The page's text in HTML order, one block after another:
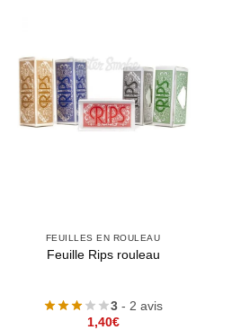
FEUILLES EN ROULEAU
Feuille Rips rouleau
3 - 2 avis
1,40€